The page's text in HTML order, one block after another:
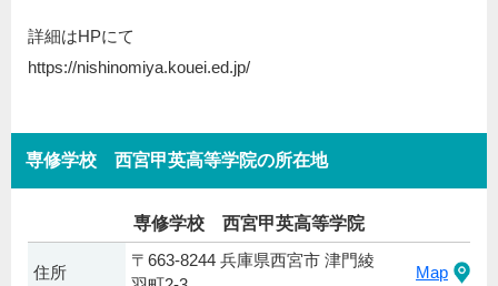
詳細はHPにて
https://nishinomiya.kouei.ed.jp/
専修学校 西宮甲英高等学院の所在地
専修学校 西宮甲英高等学院
住所
〒663-8244 兵庫県西宮市 津門綾
Map